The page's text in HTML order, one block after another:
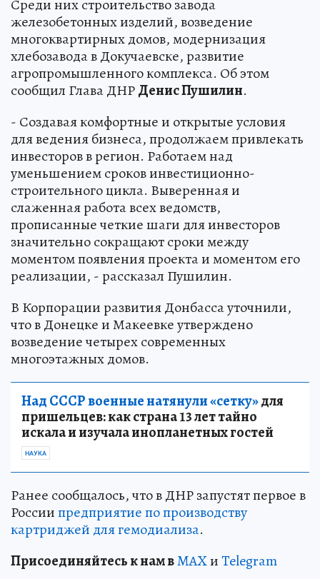
Среди них строительство завода
железобетонных изделий, возведение
многоквартирных домов, модернизация
хлебозавода в Докучаевске, развитие
агропромышленного комплекса. Об этом
сообщил Глава ДНРДенис Пушилин.
- Создавая комфортные и открытые условия
для ведения бизнеса, продолжаем привлекать
инвесторов в регион. Работаем над
уменьшением сроков инвестиционно-
строительного цикла. Выверенная и
слаженная работа всех ведомств,
прописанные четкие шаги для инвесторов
значительно сокращают сроки между
моментом появления проекта и моментом его
реализации, - рассказал Пушилин.
В Корпорации развития Донбасса уточнили,
что в Донецке и Макеевке утверждено
возведение четырех современных
многоэтажных домов.
Над СССР военные натянули «сетку»для
пришельцев: как страна 13 лет тайно
искала и изучала инопланетных гостей
НАУКА
Ранее сообщалось, что в ДНР запустят первое в
Россиипредприятие по производству
картриджей для гемодиализа.
Присоединяйтесь к нам вMAXиTelegram